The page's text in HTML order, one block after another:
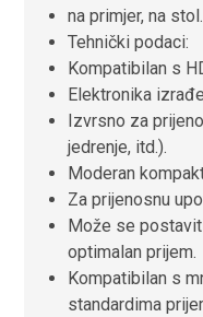
na primjer, na stol.
Tehnički podaci:
Kompatibilan s
Elektronika
Izvrsno za
jedrenje, itd.).
Moderan
Za prijenosnu
Može se
optimalan prijem.
Kompatibilan s
standardima